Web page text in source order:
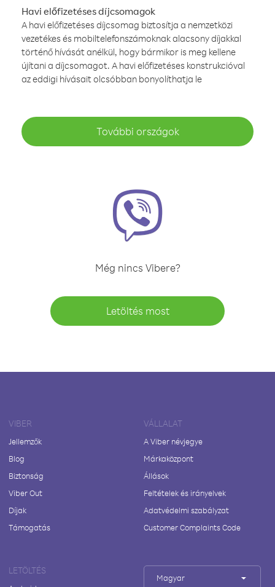
Havi előfizetéses díjcsomagok
A havi előfizetéses díjcsomag biztosítja a nemzetközi
vezetékes és mobiltelefonszámoknak alacsony díjakkal
történő hívását anélkül, hogy bármikor is meg kellene
újítani a díjcsomagot. A havi előfizetéses konstrukcióval
az eddigi hívásait olcsóbban bonyolíthatja le
További országok
Még nincs Vibere?
Letöltés most
VIBER
Jellemzők
Blog
Biztonság
Viber Out
Díjak
Támogatás
VÁLLALAT
A Viber névjegye
Márkaközpont
Állások
Feltételek és irányelvek
Adatvédelmi szabályzat
Customer Complaints Code
LETÖLTÉS
Magyar